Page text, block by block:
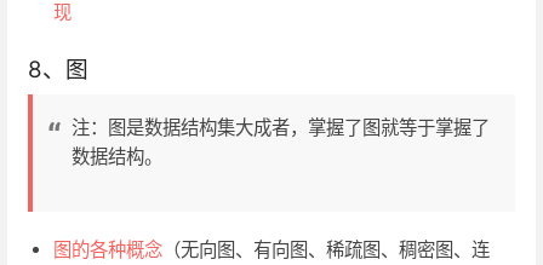
现
8、图
注：图是数据结构集大成者，掌握了图就等于掌握了
数据结构。
图的各种概念（无向图、有向图、稀疏图、稠密图、连